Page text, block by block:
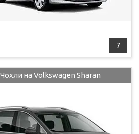
7
Чохли на Volkswagen Sharan